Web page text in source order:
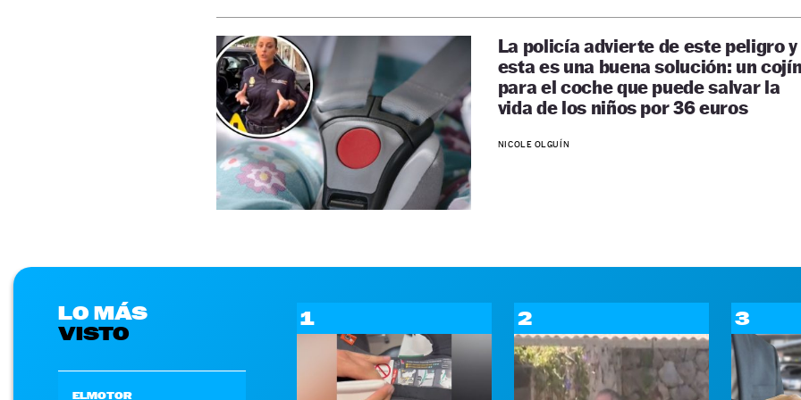
La policía advierte de este peligro y
esta es una buena solución: un
para el coche que puede salvar la
vida de los niños por 36 euros
NICOLE OLGUÍN
LO MÁS
VISTO
ELMOTOR
1 2 3